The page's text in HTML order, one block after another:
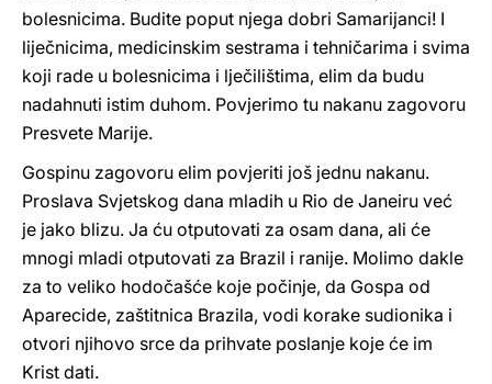
bolesnicima. Budite poput njega dobri Samarijanci! I
liječnicima, medicinskim sestrama i tehničarima i svima
koji rade u bolesnicima i lječilištima, elim da budu
nadahnuti istim duhom. Povjerimo tu nakanu zagovoru
Presvete Marije.
Gospinu zagovoru elim povjeriti još jednu nakanu.
Proslava Svjetskog dana mladih u Rio de Janeiru već
je jako blizu. Ja ću otputovati za osam dana, ali će
mnogi mladi otputovati za Brazil i ranije. Molimo dakle
za to veliko hodočašće koje počinje, da Gospa od
Aparecide, zaštitnica Brazila, vodi korake sudionika i
otvori njihovo srce da prihvate poslanje koje će im
Krist dati.